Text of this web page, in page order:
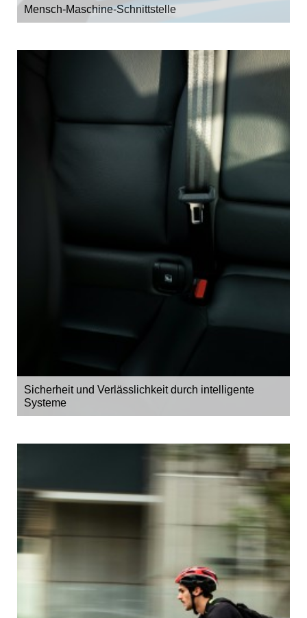
Mensch-Maschine-Schnittstelle
Sicherheit und Verlässlichkeit durch intelligente
Systeme